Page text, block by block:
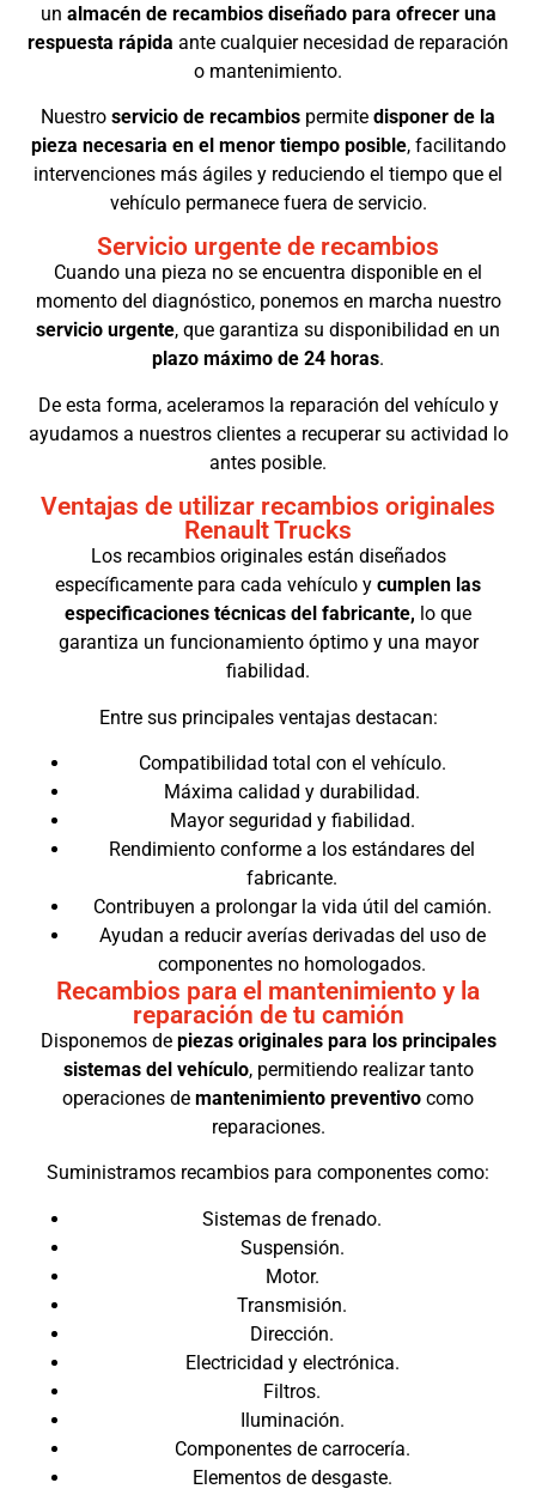
un almacén de recambios diseñado para ofrecer una
respuesta rápida ante cualquier necesidad de reparación
o mantenimiento.
Nuestro servicio de recambios permite disponer de la
pieza necesaria en el menor tiempo posible, facilitando
intervenciones más ágiles y reduciendo el tiempo que el
vehículo permanece fuera de servicio.
Servicio urgente de recambios
Cuando una pieza no se encuentra disponible en el
momento del diagnóstico, ponemos en marcha nuestro
servicio urgente, que garantiza su disponibilidad en un
plazo máximo de 24 horas.
De esta forma, aceleramos la reparación del vehículo y
ayudamos a nuestros clientes a recuperar su actividad lo
antes posible.
Ventajas de utilizar recambios originales
Renault Trucks
Los recambios originales están diseñados
específicamente para cada vehículo y cumplen las
especificaciones técnicas del fabricante, lo que
garantiza un funcionamiento óptimo y una mayor
fiabilidad.
Entre sus principales ventajas destacan:
Compatibilidad total con el vehículo.
Máxima calidad y durabilidad.
Mayor seguridad y fiabilidad.
Rendimiento conforme a los estándares del
fabricante.
Contribuyen a prolongar la vida útil del camión.
Ayudan a reducir averías derivadas del uso de
componentes no homologados.
Recambios para el mantenimiento y la
reparación de tu camión
Disponemos de piezas originales para los principales
sistemas del vehículo, permitiendo realizar tanto
operaciones de mantenimiento preventivo como
reparaciones.
Suministramos recambios para componentes como:
Sistemas de frenado.
Suspensión.
Motor.
Transmisión.
Dirección.
Electricidad y electrónica.
Filtros.
Iluminación.
Componentes de carrocería.
Elementos de desgaste.